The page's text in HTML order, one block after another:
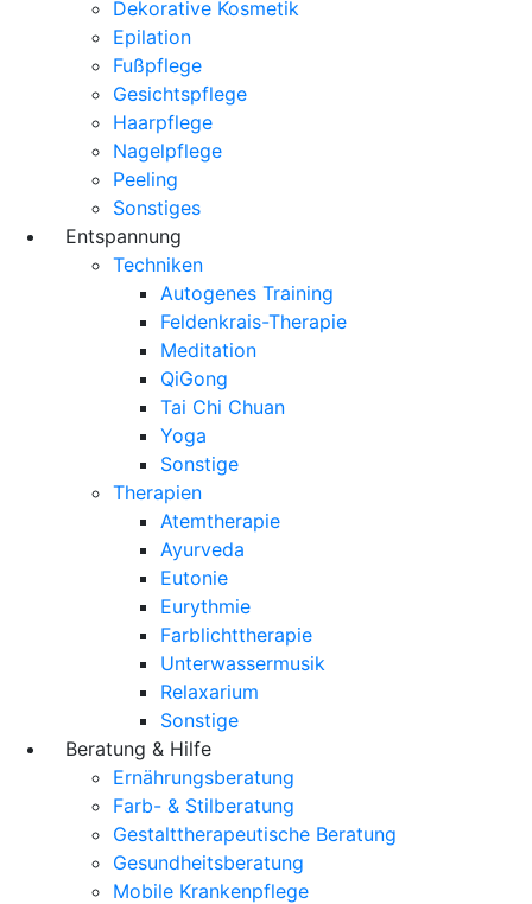
Dekorative Kosmetik
Epilation
Fußpflege
Gesichtspflege
Haarpflege
Nagelpflege
Peeling
Sonstiges
Entspannung
Techniken
Autogenes Training
Feldenkrais-Therapie
Meditation
QiGong
Tai Chi Chuan
Yoga
Sonstige
Therapien
Atemtherapie
Ayurveda
Eutonie
Eurythmie
Farblichttherapie
Unterwassermusik
Relaxarium
Sonstige
Beratung & Hilfe
Ernährungsberatung
Farb- & Stilberatung
Gestalttherapeutische Beratung
Gesundheitsberatung
Mobile Krankenpflege